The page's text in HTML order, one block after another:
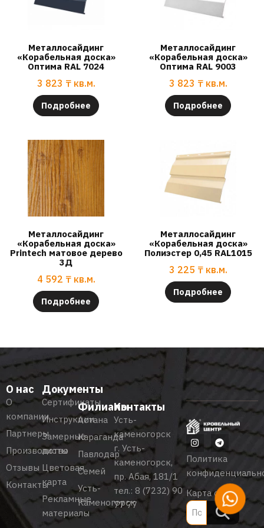
Металлосайдинг
«Корабельная доска»
Оптима RAL 7024
3 823 ₸ кв.м.
Подробнее
Металлосайдинг
«Корабельная доска»
Оптима RAL 9003
3 823 ₸ кв.м.
Подробнее
Металлосайдинг
«Корабельная доска»
Printech матовое дерево
3Д
4 592 ₸ кв.м.
Подробнее
Металлосайдинг
«Корабельная доска»
Полиэстер 0,45 RAL1015
3 225 ₸ кв.м.
Подробнее
О нас
О
компании
Партнеры
Производство
Отзывы
Контакты
Документы
Сертификаты
Инструкции
Замерные
листы
Цветовая
карта
Рекламные
материалы
Филиалы
Астана
Караганда
Павлодар
Семей
Усть-
Каменогорск
Контакты
Усть-
каменогорск
г. Усть-
каменогорск,
пр. Абая, 181/1
тел.: 8 (7232) 90
77 77
Политика
Карта сайта